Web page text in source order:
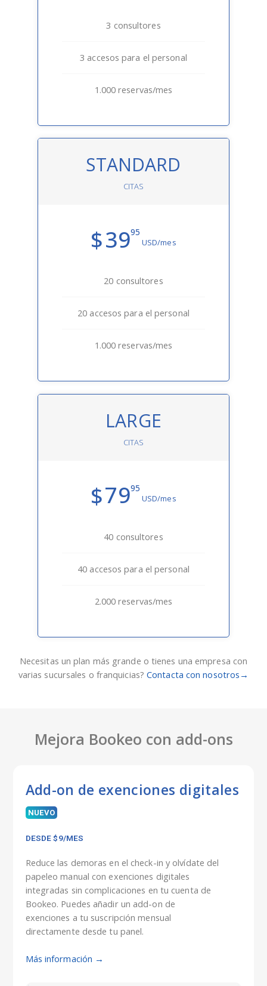
3 consultores
3 accesos para el personal
1.000 reservas/mes
STANDARD
CITAS
$3995
USD/mes
20 consultores
20 accesos para el personal
1.000 reservas/mes
LARGE
CITAS
$7995
USD/mes
40 consultores
40 accesos para el personal
2.000 reservas/mes
Necesitas un plan más grande o tienes una empresa con
varias sucursales o franquicias?Contacta con nosotros→
Mejora Bookeo con add-ons
Add-on de exenciones digitales
NUEVO
DESDE $9/MES
Reduce las demoras en el check-in y olvídate del
papeleo manual con exenciones digitales
integradas sin complicaciones en tu cuenta de
Bookeo. Puedes añadir un add-on de
exenciones a tu suscripción mensual
directamente desde tu panel.
Más información →